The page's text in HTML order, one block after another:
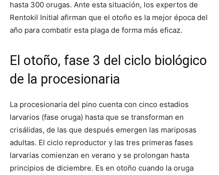
hasta 300 orugas. Ante esta situación, los expertos de
Rentokil Initial afirman que el otoño es la mejor época del
año para combatir esta plaga de forma más eficaz.
El otoño, fase 3 del ciclo biológico
de la procesionaria
La procesionaria del pino cuenta con cinco estadios
larvarios (fase oruga) hasta que se transforman en
crisálidas, de las que después emergen las mariposas
adultas. El ciclo reproductor y las tres primeras fases
larvarias comienzan en verano y se prolongan hasta
principios de diciembre. Es en otoño cuando la oruga